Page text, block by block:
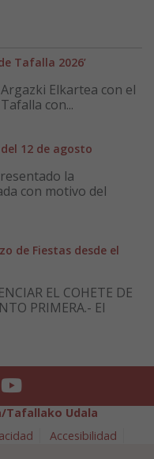
Tafalla 2026’
Elkartea con el
con...
12 de agosto
la
con motivo del
de Fiestas desde el
EL COHETE DE
PRIMERA.- El
Youtube
Udala
Accesibilidad